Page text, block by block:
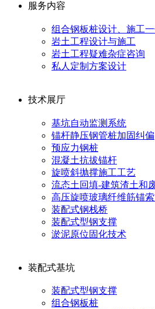
服务内容
组合钢板桩设计、施工
岩土工程设计与施工
岩土工程疑难杂症咨询
私人定制方案设计
技术展厅
基坑自动监测系统
锚杆静压钢管桩加固纠偏
预应力钢桩
混凝土抗拔锚杆
旋喷斜抛撑施工工艺
流态土回填-建筑渣土和
高压旋喷玻璃纤维筋锚
装配式钢栈桥
装配式型钢支撑
淤泥原位固化技术
装配式基坑
装配式型钢支撑
组合钢板桩